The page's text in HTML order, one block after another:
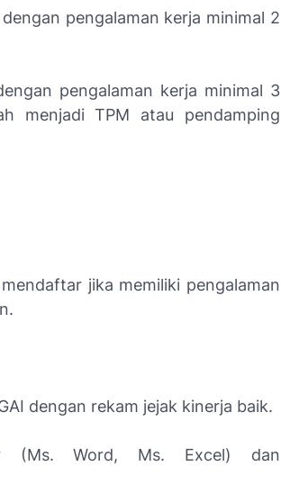
pengalaman kerja minimal 2
pengalaman kerja minimal 3
menjadi TPM atau pendamping
jika memiliki pengalaman
dengan rekam jejak kinerja baik.
(Ms. Word, Ms. Excel) dan